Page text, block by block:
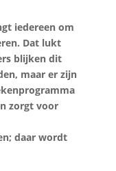
iedereen om
Dat lukt
blijken dit
maar er zijn
zorgt voor
daar wordt